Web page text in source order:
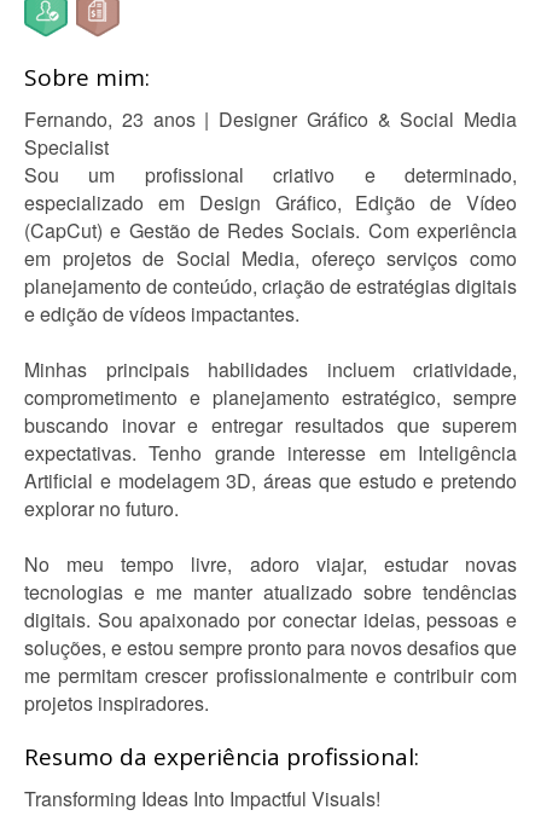
Sobre mim:
Fernando, 23 anos | Designer Gráfico & Social Media
Specialist
Sou um profissional criativo e determinado,
especializado em Design Gráfico, Edição de Vídeo
(CapCut) e Gestão de Redes Sociais. Com experiência
em projetos de Social Media, ofereço serviços como
planejamento de conteúdo, criação de estratégias digitais
e edição de vídeos impactantes.
Minhas principais habilidades incluem criatividade,
comprometimento e planejamento estratégico, sempre
buscando inovar e entregar resultados que superem
expectativas. Tenho grande interesse em Inteligência
Artificial e modelagem 3D, áreas que estudo e pretendo
explorar no futuro.
No meu tempo livre, adoro viajar, estudar novas
tecnologias e me manter atualizado sobre tendências
digitais. Sou apaixonado por conectar ideias, pessoas e
soluções, e estou sempre pronto para novos desafios que
me permitam crescer profissionalmente e contribuir com
projetos inspiradores.
Resumo da experiência profissional:
Transforming Ideas Into Impactful Visuals!